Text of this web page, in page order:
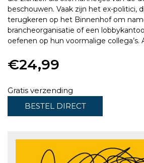
beschouwen. Vaak zijn het ex-politici,
terugkeren op het Binnenhof om
brancheorganisatie of een
oefenen op hun voormalige collega’s.
€24,99
Gratis verzending
BESTEL DIRECT